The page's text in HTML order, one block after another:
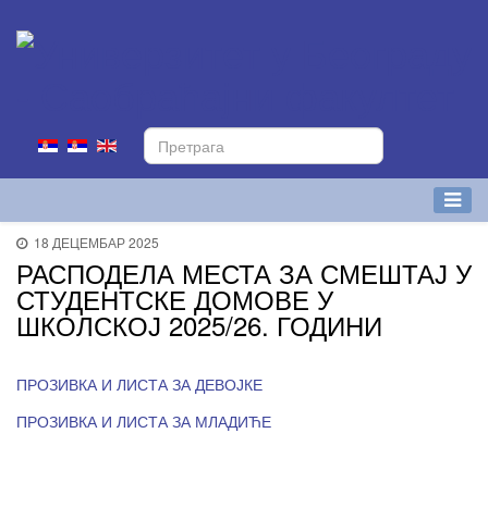
18 ДЕЦЕМБАР 2025
РАСПОДЕЛА МЕСТА ЗА СМЕШТАЈ У
СТУДЕНТСКЕ ДОМОВЕ У
ШКОЛСКОЈ 2025/26. ГОДИНИ
ПРОЗИВКА И ЛИСТА ЗА ДЕВОЈКЕ
ПРОЗИВКА И ЛИСТА ЗА МЛАДИЋЕ